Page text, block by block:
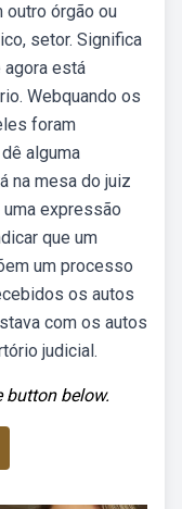
outro órgão ou
setor. Significa
está
Webquando os
foram
alguma
na mesa do juiz
expressão
que um
um processo
os autos
com os autos
judicial.
button below.